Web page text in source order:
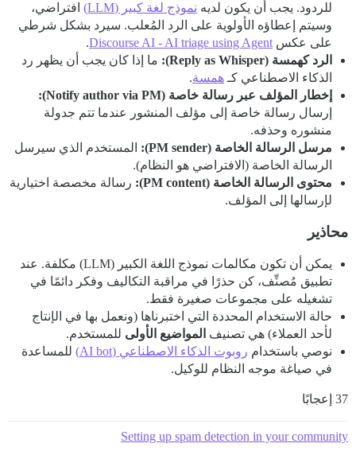
للردود. يجب أن يكون لديه نموذج لغة كبير (LLM)
افتراضي،
وسيتم إعطاؤه الأولوية على الرد المُعلب. سيرد بشكل شرطي
على عكس Discourse AI - AI triage using Agent
.
الرد كهمسة (Reply as Whisper):
ما إذا كان يجب أن يظهر رد
الذكاء الاصطناعي كـ همسة.
إخطار المؤلف عبر رسالة خاصة (Notify author via PM):
إرسال رسالة خاصة إلى مؤلف المنشور عندما تتم جدولة
منشوره وحذفه.
مرسل الرسالة الخاصة (PM sender):
المستخدم الذي سيرسل
الرسالة الخاصة (الافتراضي هو النظام).
محتوى الرسالة الخاصة (PM content):
رسالة مخصصة اختيارية
لإرسالها إلى المؤلف.
محاذير
يمكن أن تكون مكالمات نموذج اللغة الكبير (LLM) مكلفة. عند
تطبيق مُصنِّف، كن حذرًا في مراقبة التكاليف وفكر دائمًا في
تشغيله على مجموعات صغيرة فقط.
حالة الاستخدام المحددة التي اختبرناها (ونعمل بها في الإنتاج
لأحد العملاء) هي تصنيف المواضيع الأولى للمستخدم.
نوصي باستخدام روبوت الذكاء الاصطناعي (AI bot)
للمساعدة
في صياغة موجه النظام للوكيل.
37 إعجابًا
Setting up spam detection in your community